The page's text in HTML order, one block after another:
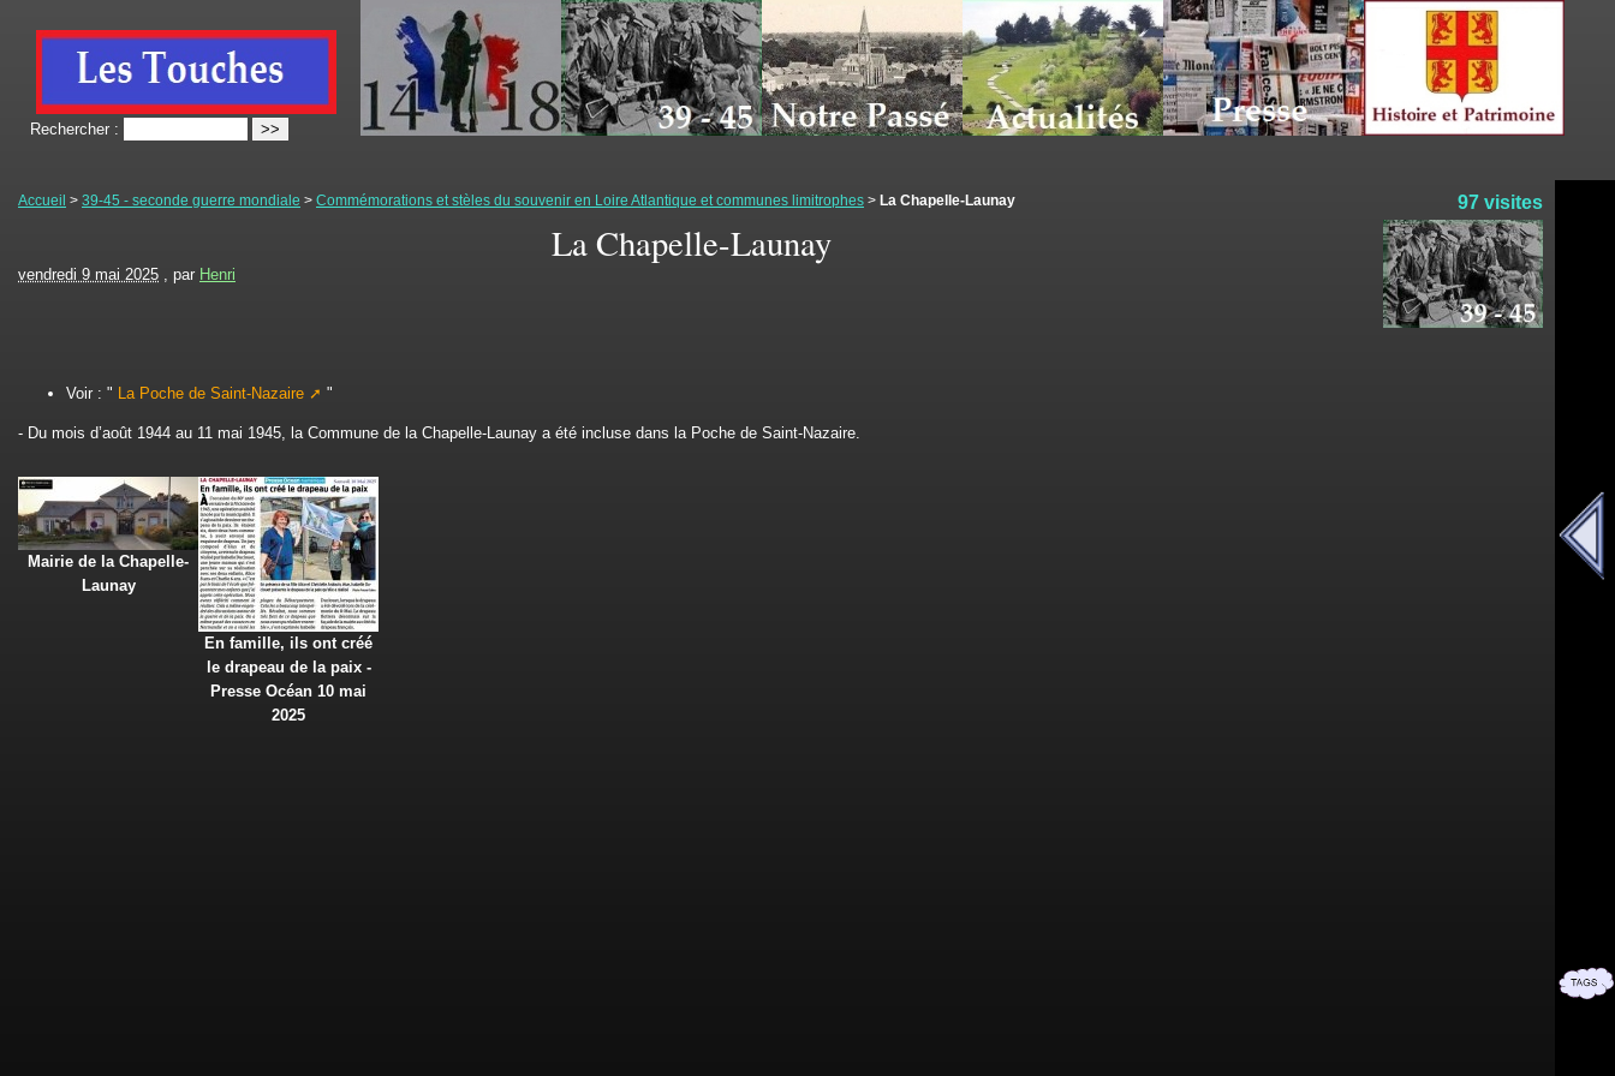
Rechercher :
Accueil > 39-45 - seconde guerre mondiale > Commémorations et stèles du souvenir en Loire Atlantique et communes limitrophes > La Chapelle-Launay 97 visites
La Chapelle-Launay
vendredi 9 mai 2025 , par Henri
Voir : " La Poche de Saint-Nazaire "
- Du mois d’août 1944 au 11 mai 1945, la Commune de la Chapelle-Launay a été incluse dans la Poche de Saint-Nazaire.
Mairie de la Chapelle-
Launay
En famille, ils ont créé
le drapeau de la paix -
Presse Océan 10 mai
2025